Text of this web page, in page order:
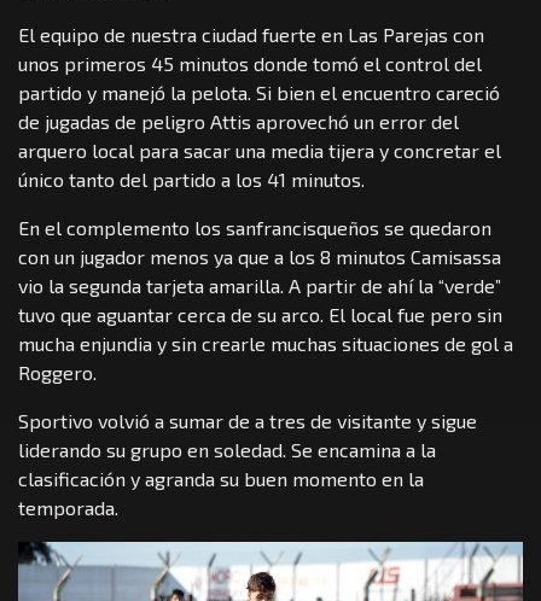
El equipo de nuestra ciudad fuerte en Las Parejas con
unos primeros 45 minutos donde tomó el control del
partido y manejó la pelota. Si bien el encuentro careció
de jugadas de peligro Attis aprovechó un error del
arquero local para sacar una media tijera y concretar el
único tanto del partido a los 41 minutos.
En el complemento los sanfrancisqueños se quedaron
con un jugador menos ya que a los 8 minutos Camisassa
vio la segunda tarjeta amarilla. A partir de ahí la “verde”
tuvo que aguantar cerca de su arco. El local fue pero sin
mucha enjundia y sin crearle muchas situaciones de gol a
Roggero.
Sportivo volvió a sumar de a tres de visitante y sigue
liderando su grupo en soledad. Se encamina a la
clasificación y agranda su buen momento en la
temporada.